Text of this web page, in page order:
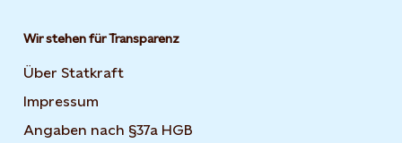
Wir stehen für Transparenz
Über Statkraft
Impressum
Angaben nach §37a HGB